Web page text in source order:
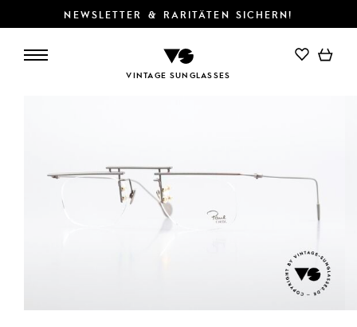
NEWSLETTER & RARITÄTEN SICHERN!
VINTAGE SUNGLASSES
IN DEN WARENKORB